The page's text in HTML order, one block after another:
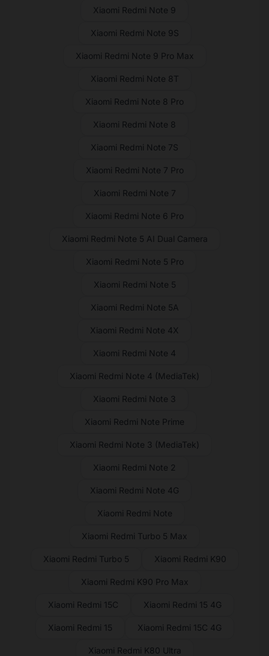
Xiaomi Redmi Note 9
Xiaomi Redmi Note 9S
Xiaomi Redmi Note 9 Pro Max
Xiaomi Redmi Note 8T
Xiaomi Redmi Note 8 Pro
Xiaomi Redmi Note 8
Xiaomi Redmi Note 7S
Xiaomi Redmi Note 7 Pro
Xiaomi Redmi Note 7
Xiaomi Redmi Note 6 Pro
Xiaomi Redmi Note 5 AI Dual Camera
Xiaomi Redmi Note 5 Pro
Xiaomi Redmi Note 5
Xiaomi Redmi Note 5A
Xiaomi Redmi Note 4X
Xiaomi Redmi Note 4
Xiaomi Redmi Note 4 (MediaTek)
Xiaomi Redmi Note 3
Xiaomi Redmi Note Prime
Xiaomi Redmi Note 3 (MediaTek)
Xiaomi Redmi Note 2
Xiaomi Redmi Note 4G
Xiaomi Redmi Note
Xiaomi Redmi Turbo 5 Max
Xiaomi Redmi Turbo 5 Xiaomi Redmi K90
Xiaomi Redmi K90 Pro Max
Xiaomi Redmi 15C Xiaomi Redmi 15 4G
Xiaomi Redmi 15 Xiaomi Redmi 15C 4G
Xiaomi Redmi K80 Ultra